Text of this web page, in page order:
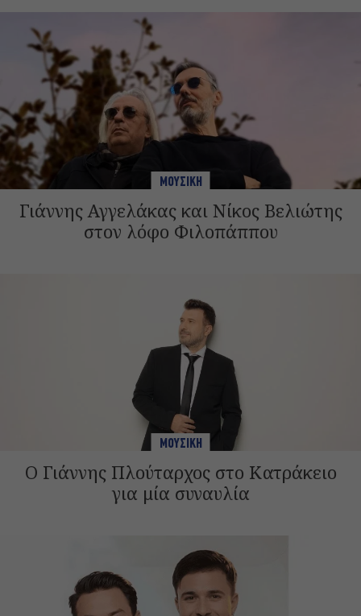
ΜΟΥΣΙΚΗ
Γιάννης Αγγελάκας και Νίκος Βελιώτης
στον λόφο Φιλοπάππου
ΜΟΥΣΙΚΗ
Ο Γιάννης Πλούταρχος στο Κατράκειο
για μία συναυλία